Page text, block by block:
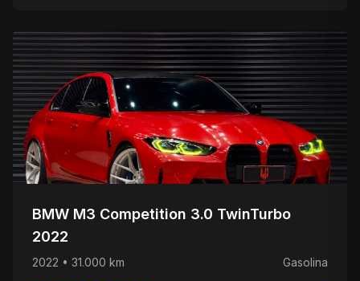
BMW M3 Competition 3.0 TwinTurbo
2022
2022 • 31.000 km Gasolina